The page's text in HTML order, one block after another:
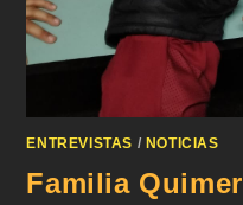
ENTREVISTAS / NOTICIAS
Familia